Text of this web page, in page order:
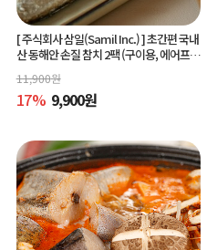
[ 주식회사 삼일(Samil Inc.) ]초간편 국내
산 동해안 손질 참치 2팩 (구이용, 에어프라
이어 간편조리)
11,900원
17% 9,900원